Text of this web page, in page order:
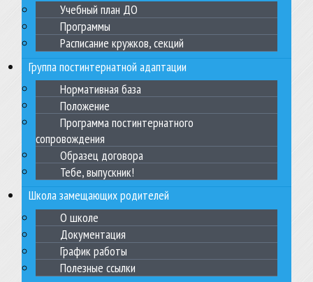
Учебный план ДО
Программы
Расписание кружков, секций
Группа постинтернатной адаптации
Нормативная база
Положение
Программа постинтернатного
сопровождения
Образец договора
Тебе, выпускник!
Школа замещающих родителей
О школе
Документация
График работы
Полезные ссылки